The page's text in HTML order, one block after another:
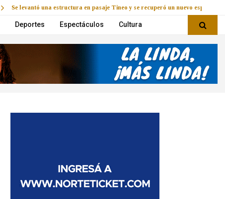
Se levantó una estructura en pasaje Tineo y se recuperó un nuevo espacio
Deportes Espectáculos Cultura